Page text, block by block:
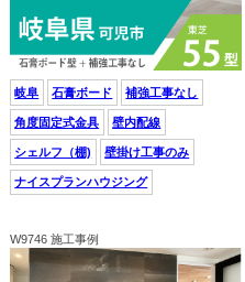
岐阜 石膏ボード 補強工事なし
角度固定式金具 壁内配線
シェルフ（棚) 壁掛け工事のみ
ナイスプランハウジング
W9746 施工事例